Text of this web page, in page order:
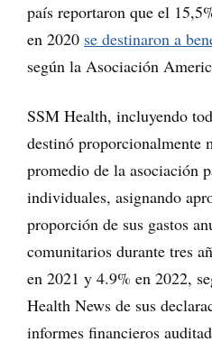
país reportaron que el
en 2020 se destinaron a
según la Asociación
SSM Health, incluyendo
destinó proporcionalmente
promedio de la asociación
individuales, asignando
proporción de sus gastos
comunitarios durante tres
en 2021 y 4.9% en 2022,
Health News de sus
informes financieros